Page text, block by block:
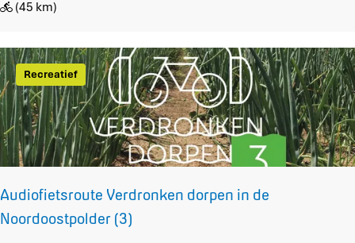
o
s
t
p
o
l
d
r
(
2
)
l
i
j
e
n
r
o
e
N
o
(45 km)
Audiofietsroute Verdronken dorpen in de
Noordoostpolder (3)
Recreatief